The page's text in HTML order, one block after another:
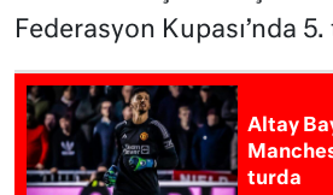
Federasyon Kupası’nda 5.
Altay
turda